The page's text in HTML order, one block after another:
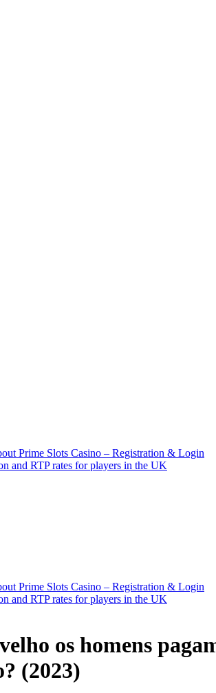
Prime Slots Casino – Registration & Login
and RTP rates for players in the UK
Prime Slots Casino – Registration & Login
and RTP rates for players in the UK
os homens
(2023)